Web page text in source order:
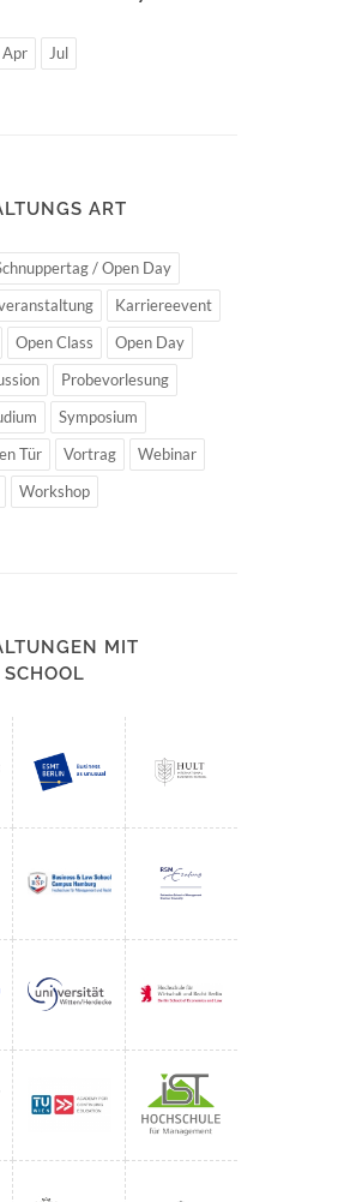
Apr Jul
ART
/ Open Day
Karriereevent
Open Class
Open Day
Probevorlesung
Symposium
Tür
Vortrag
Webinar
Workshop
MIT